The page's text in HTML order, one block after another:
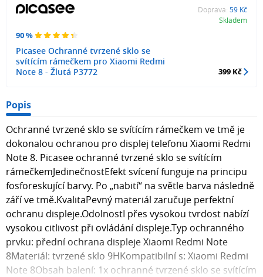
90 %
Picasee Ochranné tvrzené sklo se
svítícím rámečkem pro Xiaomi Redmi
Note 8 - Žlutá P3772
Doprava: 59 Kč
Skladem
399 Kč
Popis
Ochranné tvrzené sklo se svítícím rámečkem ve tmě je
dokonalou ochranou pro displej telefonu Xiaomi Redmi
Note 8. Picasee ochranné tvrzené sklo se svítícím
rámečkemJedinečnostEfekt svícení funguje na principu
fosforeskující barvy. Po „nabití“ na světle barva následně
září ve tmě.KvalitaPevný materiál zaručuje perfektní
ochranu displeje.OdolnostI přes vysokou tvrdost nabízí
vysokou citlivost při ovládání displeje.Typ ochranného
prvku: přední ochrana displeje Xiaomi Redmi Note
8Materiál: tvrzené sklo 9HKompatibilní s: Xiaomi Redmi
Note 8Obsah balení: 1x ochranné tvrzené sklo se svítícím